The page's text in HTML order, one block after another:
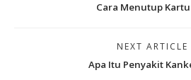
Cara Menutup
NEXT ARTICLE
Apa Itu Penyakit